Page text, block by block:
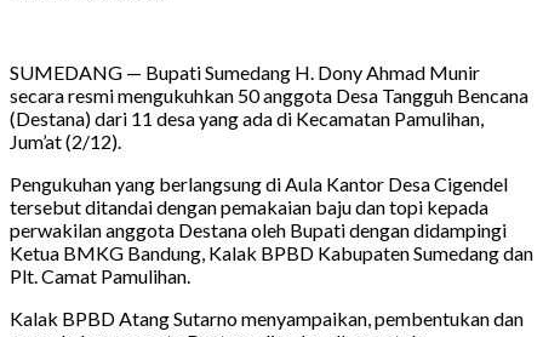
SUMEDANG — Bupati Sumedang H. Dony Ahmad Munir
secara resmi mengukuhkan 50 anggota Desa Tangguh Bencana
(Destana) dari 11 desa yang ada di Kecamatan Pamulihan,
Jum’at (2/12).
Pengukuhan yang berlangsung di Aula Kantor Desa Cigendel
tersebut ditandai dengan pemakaian baju dan topi kepada
perwakilan anggota Destana oleh Bupati dengan didampingi
Ketua BMKG Bandung, Kalak BPBD Kabupaten Sumedang dan
Plt. Camat Pamulihan.
Kalak BPBD Atang Sutarno menyampaikan, pembentukan dan